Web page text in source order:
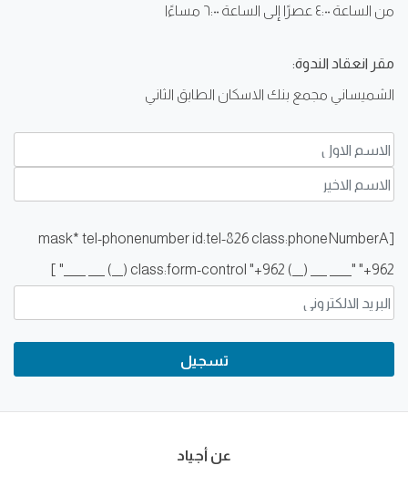
من الساعة ٤:٠٠ عصرًا إلى الساعة ٦:٠٠ مساءًا
مقر انعقاد الندوة:
الشميساني مجمع بنك الاسكان الطابق الثاني
[mask* tel-phonenumber id:tel-826 class:phoneNumberA
class:form-control "+962 (__) ___ ____" "+962 (__) ___ ____" ]
عن أجياد